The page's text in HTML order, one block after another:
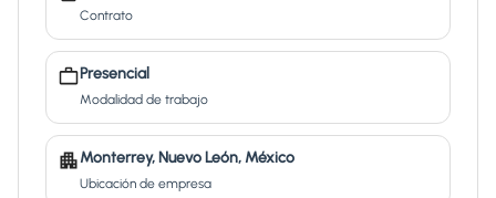
Contrato
Presencial
Modalidad de trabajo
Monterrey, Nuevo León, México
Ubicación de empresa